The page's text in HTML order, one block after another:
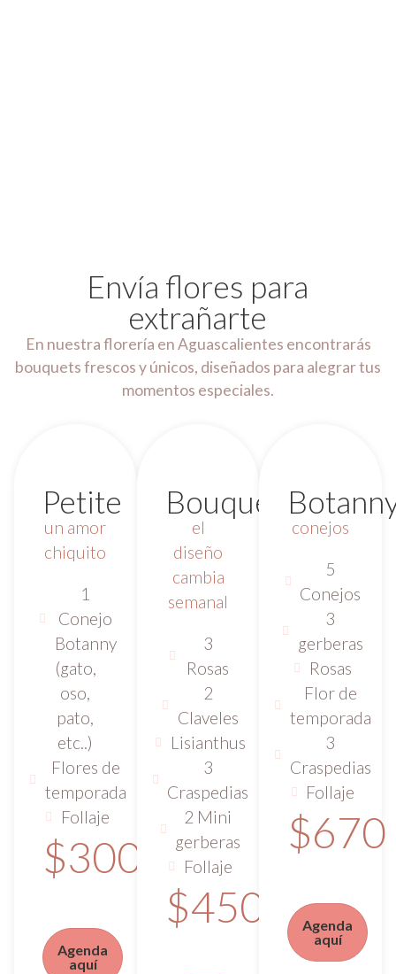
Envía flores para
extrañarte
En nuestra florería en Aguascalientes encontrarás
bouquets frescos y únicos, diseñados para alegrar tus
momentos especiales.
Petite
un amor
chiquito
1
Conejo
Botanny
(gato,
oso,
pato,
etc..)
Flores de
temporada
Follaje
$300
Agenda
aquí
Bouquetcito*
el
diseño
cambia
semanal
3
Rosas
2
Claveles
Lisianthus
3
Craspedias
2 Mini
gerberas
Follaje
$450
conejos
5
Conejos
3
gerberas
Rosas
Flor de
temporada
3
Craspedias
Follaje
$670
Agenda
aquí